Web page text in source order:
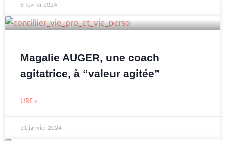
8 février 2024
Magalie AUGER, une coach
agitatrice, à “valeur agitée”
LIRE »
31 janvier 2024